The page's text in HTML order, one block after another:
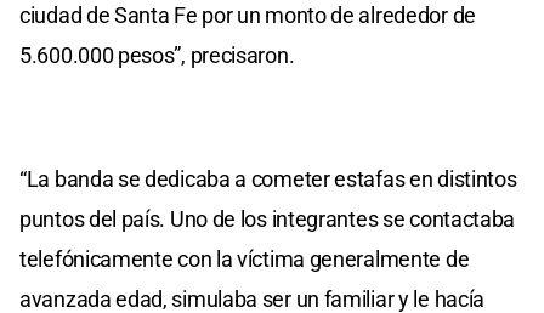
ciudad de Santa Fe por un monto de alrededor de
5.600.000 pesos”, precisaron.
“La banda se dedicaba a cometer estafas en distintos
puntos del país. Uno de los integrantes se contactaba
telefónicamente con la víctima generalmente de
avanzada edad, simulaba ser un familiar y le hacía